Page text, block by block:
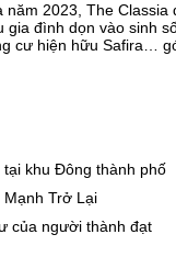
năm 2023, The
gia đình dọn vào sinh
cư hiện hữu Safira…
khu Đông thành phố
Mạnh Trở Lại
của người thành đạt